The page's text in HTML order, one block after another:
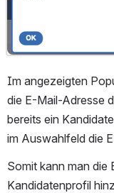
Im angezeigten
die E-Mail-Adresse
bereits ein
im Auswahlfeld die
Somit kann man die
Kandidatenprofil